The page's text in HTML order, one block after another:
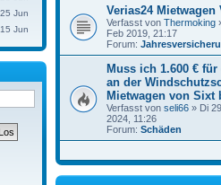
Verias24 Mietwagen
Verfasst von Thermoking
Feb 2019, 21:17
Forum:
Muss ich 1.600 €
an der
Mietwagen von Sixt
Verfasst von seli66 » Di
2024, 11:26
Forum: Schäden
25 Jun
15 Jun